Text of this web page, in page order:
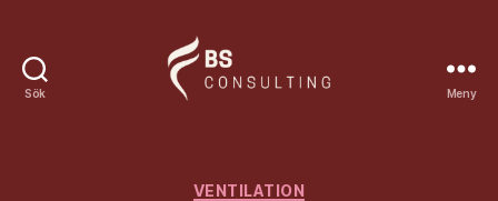
Sök Meny
Kategorier
VENTILATION